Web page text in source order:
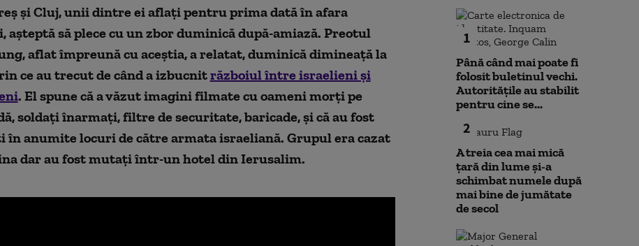
și Cluj, unii dintre ei aflați pentru prima dată în afara
așteptă să plece cu un zbor duminică după-amiază. Preotul
aflat împreună cu aceștia, a relatat, duminică dimineață la
ce au trecut de când a izbucnitrăzboiul între israelieni și
. El spune că a văzut imagini filmate cu oameni morți pe
soldați înarmați, filtre de securitate, baricade, și că au fost
în anumite locuri de către armata israeliană. Grupul era cazat
dar au fost mutați într-un hotel din Ierusalim.
1
Până când mai poate fi
folosit buletinul vechi.
Autoritățile au stabilit
pentru cine se...
2
A treia cea mai mică
țară din lume și-a
schimbat numele după
mai bine de jumătate
de secol